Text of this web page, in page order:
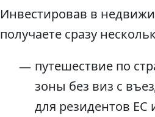
Инвестировав в
получаете сразу
путешествие по
зоны без виз с
для резидентов ЕС